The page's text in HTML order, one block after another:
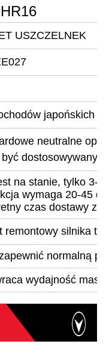
USZCZELNEK
japońskich
neutralne
dostosowywany
na stanie, tylko 3-
wymaga 20-45
czas dostawy
remontowy silnika
normalną
wydajność